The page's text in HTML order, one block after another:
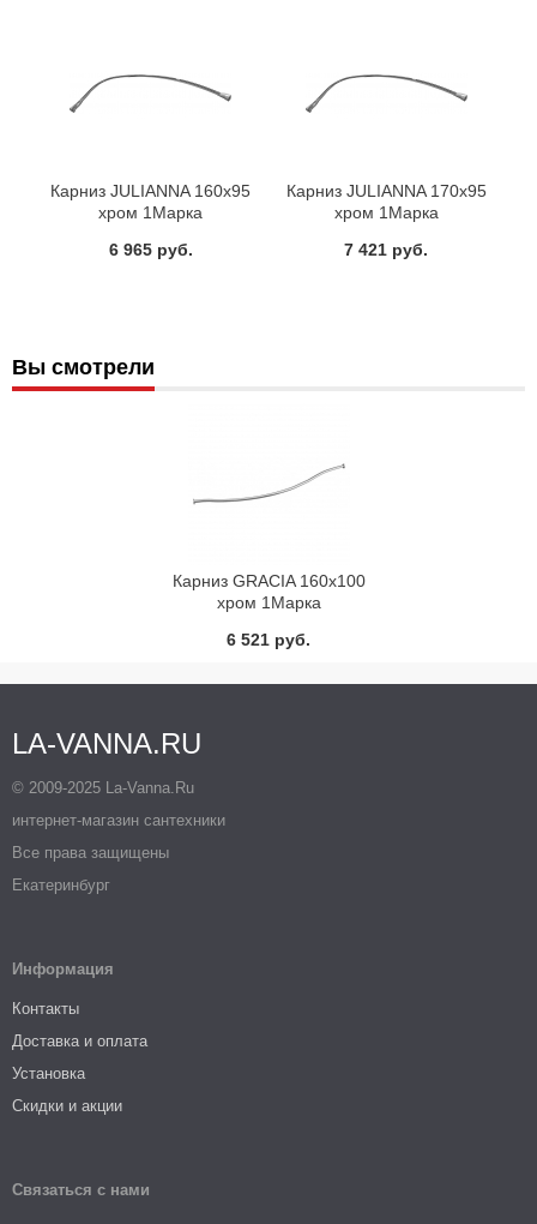
Карниз JULIANNA 160х95
хром 1Марка
6 965 руб.
Карниз JULIANNA 170х95
хром 1Марка
7 421 руб.
Вы смотрели
Карниз GRACIA 160х100
хром 1Марка
6 521 руб.
LA-VANNA.RU
© 2009-2025 La-Vanna.Ru
интернет-магазин сантехники
Все права защищены
Екатеринбург
Информация
Контакты
Доставка и оплата
Установка
Скидки и акции
Связаться с нами